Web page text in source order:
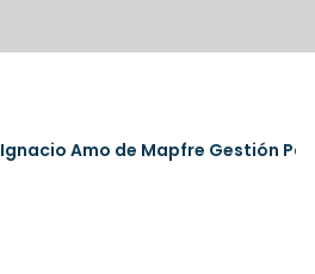
Ignacio Amo de Mapfre Gestión